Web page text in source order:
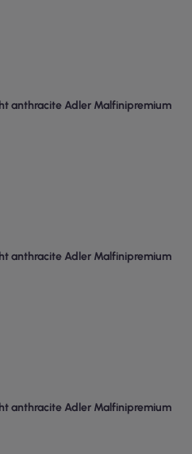
anthracite Adler Malfinipremium
anthracite Adler Malfinipremium
anthracite Adler Malfinipremium